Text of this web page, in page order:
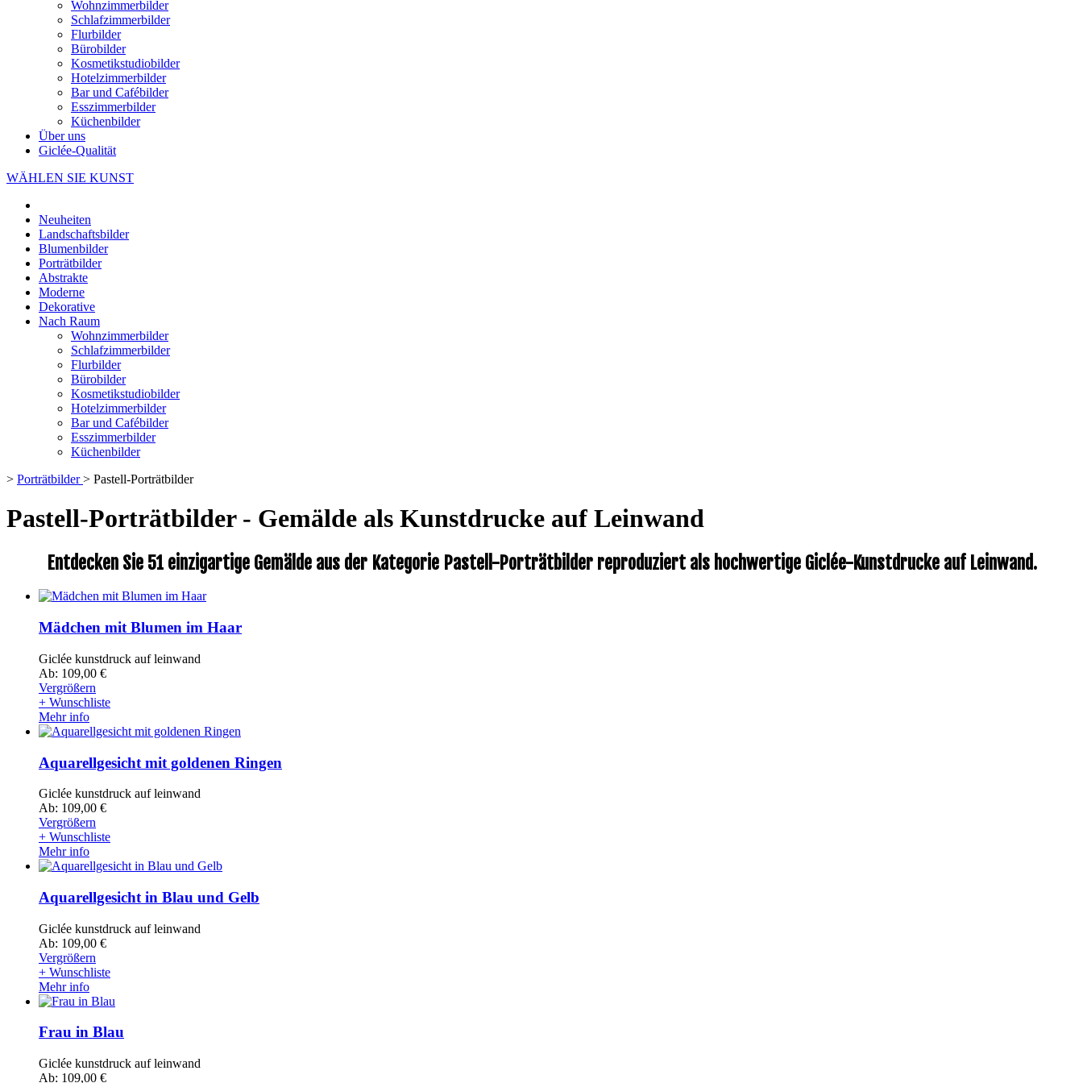
Wohnzimmerbilder
Schlafzimmerbilder
Flurbilder
Bürobilder
Kosmetikstudiobilder
Hotelzimmerbilder
Bar und Cafébilder
Esszimmerbilder
Küchenbilder
Über uns
Giclée-Qualität
WÄHLEN SIE KUNST
Neuheiten
Landschaftsbilder
Blumenbilder
Porträtbilder
Abstrakte
Moderne
Dekorative
Nach Raum
Wohnzimmerbilder
Schlafzimmerbilder
Flurbilder
Bürobilder
Kosmetikstudiobilder
Hotelzimmerbilder
Bar und Cafébilder
Esszimmerbilder
Küchenbilder
> Porträtbilder> Pastell-Porträtbilder
Pastell-Porträtbilder - Gemälde als Kunstdrucke auf Leinwand
Entdecken Sie 51 einzigartige Gemälde aus der Kategorie Pastell-Porträtbilder reproduziert als hochwertige Giclée-Kunstdrucke auf Leinwand.
Mädchen mit Blumen im Haar
Giclée kunstdruck auf leinwand
Ab: 109,00 €
Vergrößern
+ Wunschliste
Mehr info
Aquarellgesicht mit goldenen Ringen
Giclée kunstdruck auf leinwand
Ab: 109,00 €
Vergrößern
+ Wunschliste
Mehr info
Aquarellgesicht in Blau und Gelb
Giclée kunstdruck auf leinwand
Ab: 109,00 €
Vergrößern
+ Wunschliste
Mehr info
Frau in Blau
Giclée kunstdruck auf leinwand
Ab: 109,00 €